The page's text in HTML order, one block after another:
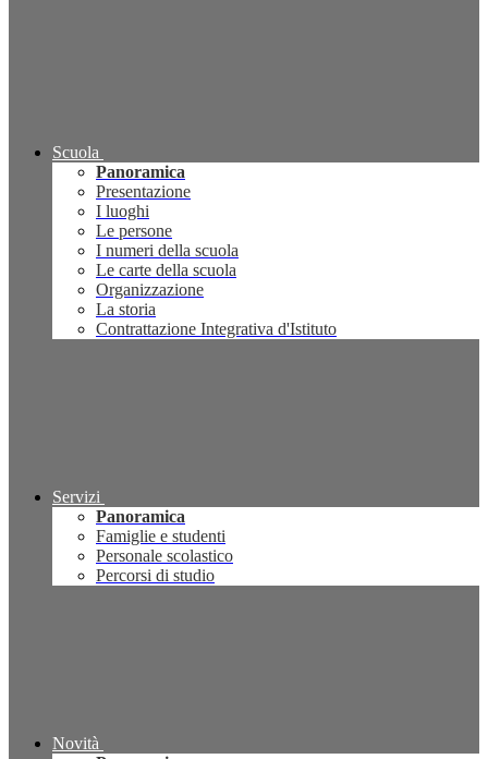
Scuola
Panoramica
Presentazione
I luoghi
Le persone
I numeri della scuola
Le carte della scuola
Organizzazione
La storia
Contrattazione Integrativa d'Istituto
Servizi
Panoramica
Famiglie e studenti
Personale scolastico
Percorsi di studio
Novità